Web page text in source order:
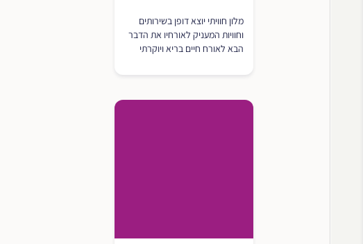
מלון חוויתי יוצא דופן בשירותים
וחוויות המעניק לאורחיו את הדבר
הבא לאורח חיים בריא ויוקרתי